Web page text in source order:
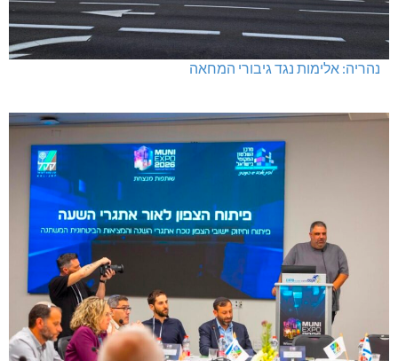
נהריה: אלימות נגד גיבורי המחאה